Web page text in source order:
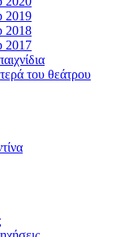
2019
2018
2017
του θεάτρου